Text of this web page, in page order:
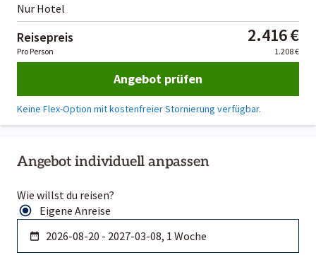
Angebot individuell anpassen
Wie willst du reisen?
Eigene Anreise
Nur Hotel
Reisepreis 2.416 €
Pro Person 1.208 €
Angebot prüfen
Keine Flex-Option mit kostenfreier Stornierung verfügbar.